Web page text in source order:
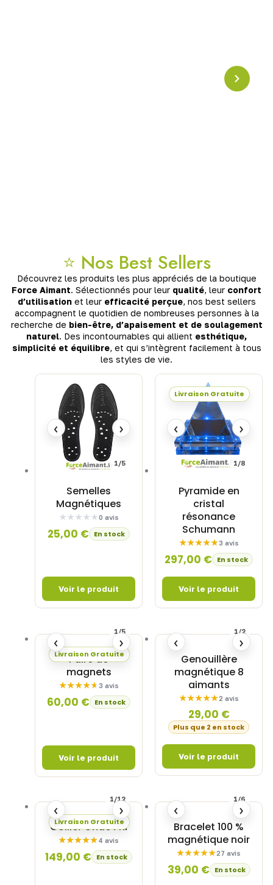
⭐ Nos Best Sellers
Découvrez les produits les plus appréciés de la boutique
Force Aimant. Sélectionnés pour leur qualité, leur confort
d’utilisationet leur efficacité perçue, nos best sellers
accompagnent le quotidien de nombreuses personnes à la
recherche de bien-être, d’apaisement et de soulagement
naturel. Des incontournables qui allient esthétique,
simplicité et équilibre, et qui s’intègrent facilement à tous
les styles de vie.
Semelles
Magnétiques
0 avis
25,00 € En stock
‹ ›
1/5
Pyramide en
cristal
résonance
Schumann
3 avis
297,00 € En stock
Livraison Gratuite
‹ ›
1/8
Paire de
magnets
3 avis
60,00 € En stock
Livraison Gratuite
‹ ›
1/5
Genouillère
magnétique 8
aimants
2 avis
29,00 €
Plus que 2 en stock
‹ ›
1/2
Collier Onde Phi
4 avis
149,00 € En stock
Livraison Gratuite
‹ ›
1/12
Bracelet 100 %
magnétique noir
27 avis
39,00 € En stock
‹ ›
1/6